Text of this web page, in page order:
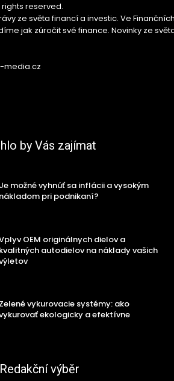
reserved.
ze světa financí a investic. Ve
jak zúročit své finance. Novinky ze
media.cz
by Vás zajímat
Je možné vyhnúť sa inflácii a vysokým
nákladom pri podnikaní?
OEM originálnych dielov a
kvalitných autodielov na náklady vašich
Zelené vykurovacie systémy: ako
ekologicky a efektívne
Redakční výběr